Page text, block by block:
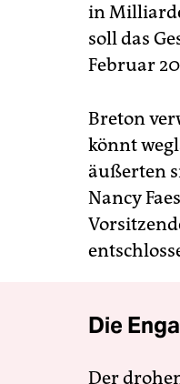
in
soll das
Februar
Breton
könnt
äußerten
Nancy
Die
Der